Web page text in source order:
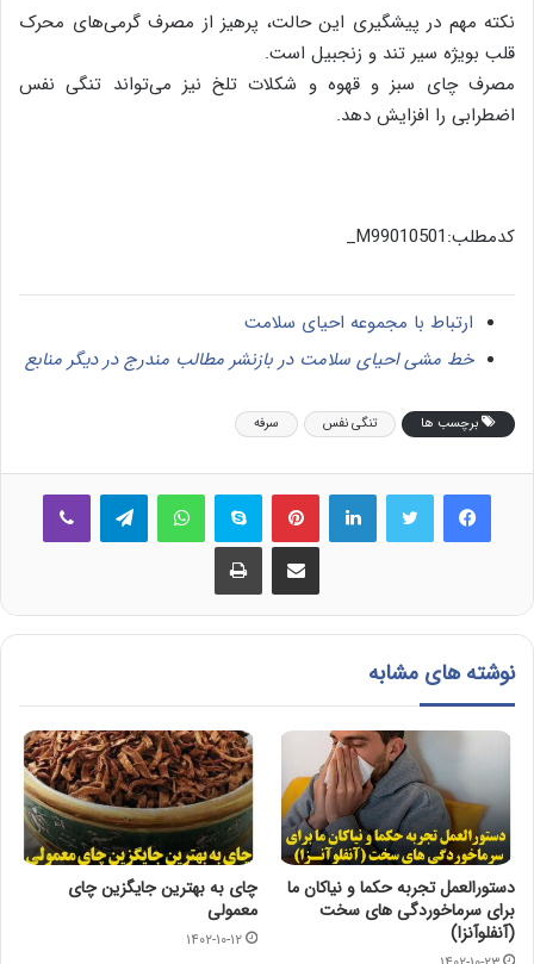
نکته مهم در پیشگیری این حالت، پرهیز از مصرف گرمی‌های محرک
قلب بویژه سیر تند و زنجبیل است.
مصرف چای سبز و قهوه و شکلات تلخ نیز می‌تواند تنگی نفس
اضطرابی را افزایش دهد.
کدمطلب:M99010501_
ارتباط با مجموعه احیای سلامت
خط مشی احیای سلامت در بازنشر مطالب مندرج در دیگر منابع
برچسب ها تنگی نفس سرفه
فیس بوک لینکدین ‫پین‌ترست اسکایپ واتس آپ
اشتراک گذاری از طریق ایمیل چاپ
نوشته های مشابه
دستورالعمل تجربه حکما و نیاکان ما
برای سرماخوردگی های سخت
(آنفلوآنزا)
چای به بهترین جایگزین چای
معمولی
۱۴۰۲-۱۰-۱۲